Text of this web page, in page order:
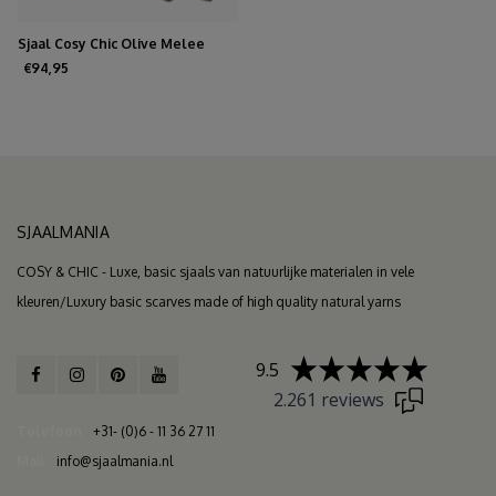
Sjaal Cosy Chic Olive Melee
€94,95
SJAALMANIA
COSY & CHIC - Luxe, basic sjaals van natuurlijke materialen in vele
kleuren/Luxury basic scarves made of high quality natural yarns
+31- (0)6 - 11 36 27 11
info@sjaalmania.nl
9.5
2.261 reviews